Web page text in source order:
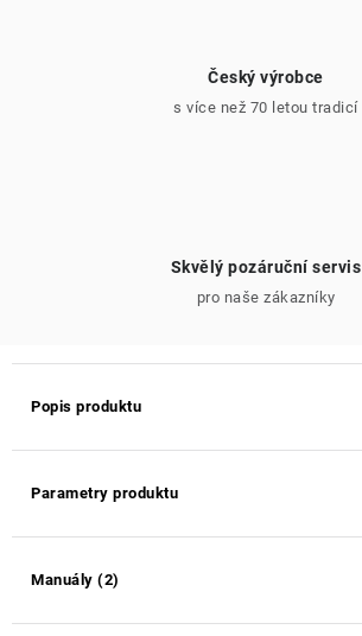
Český výrobce
s více než 70 letou tradicí
Skvělý pozáruční servis
pro naše zákazníky
Popis produktu
Parametry produktu
Manuály (2)